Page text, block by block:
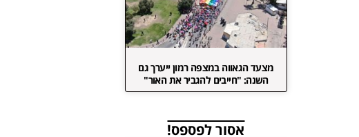
מצעד הגאווה במצפה רמון ייערך גם
השנה: "חייבים להגביר את האור"
אסור לפספס!